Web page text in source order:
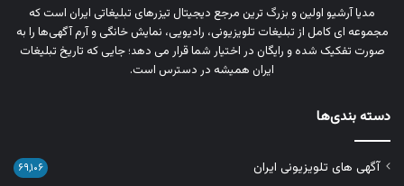
مدیا آرشیو اولین و بزرگ‌ ترین مرجع دیجیتال تیزرهای تبلیغاتی ایران است که
مجموعه‌ ای کامل از تبلیغات تلویزیونی، رادیویی، نمایش خانگی و آرم‌ آگهی‌ها را به‌
صورت تفکیک‌ شده و رایگان در اختیار شما قرار می‌ دهد؛ جایی که تاریخ تبلیغات
ایران همیشه در دسترس است.
دسته بندی‌ها
آگهی های تلویزیونی ایران ۶۹,۱۰۶